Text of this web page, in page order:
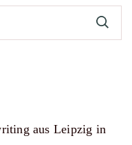
aus Leipzig in